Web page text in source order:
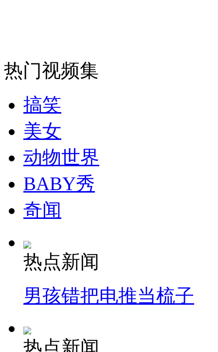
安徽一实载49人客车翻车
走！跟着总书记去植树
消防员救轻生者 花炮节热闹非凡
司机酒驾遇交警 急速倒车逃窜
热门视频集
搞笑
美女
动物世界
BABY秀
奇闻
热点新闻
男孩错把电推当梳子
热点新闻